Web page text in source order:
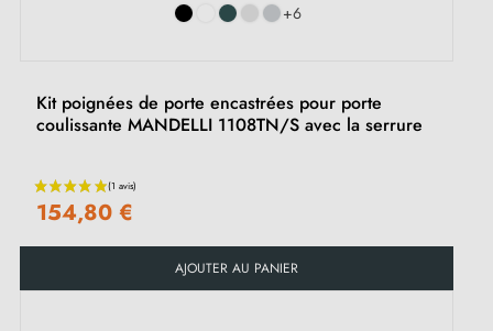
+6
Kit poignées de porte encastrées pour porte
coulissante MANDELLI 1108TN/S avec la serrure
154,80 €
AJOUTER AU PANIER